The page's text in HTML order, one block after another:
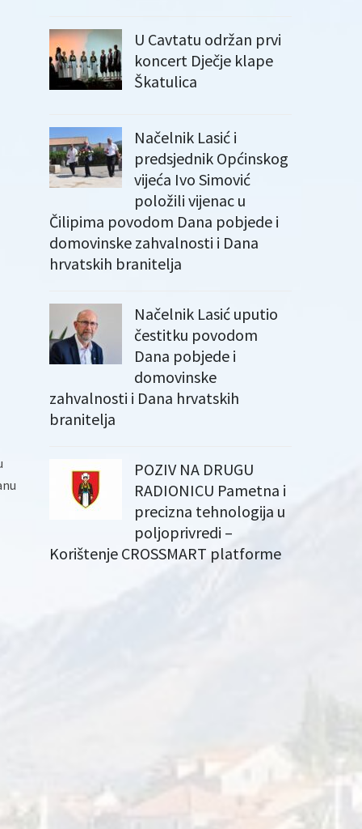
U Cavtatu održan prvi
koncert Dječje klape
Škatulica
Načelnik Lasić i
predsjednik Općinskog
vijeća Ivo Simović
položili vijenac u
Čilipima povodom Dana pobjede i
domovinske zahvalnosti i Dana
hrvatskih branitelja
Načelnik Lasić uputio
čestitku povodom
Dana pobjede i
domovinske
zahvalnosti i Dana hrvatskih
branitelja
POZIV NA DRUGU
RADIONICU Pametna i
precizna tehnologija u
poljoprivredi –
Korištenje CROSSMART platforme